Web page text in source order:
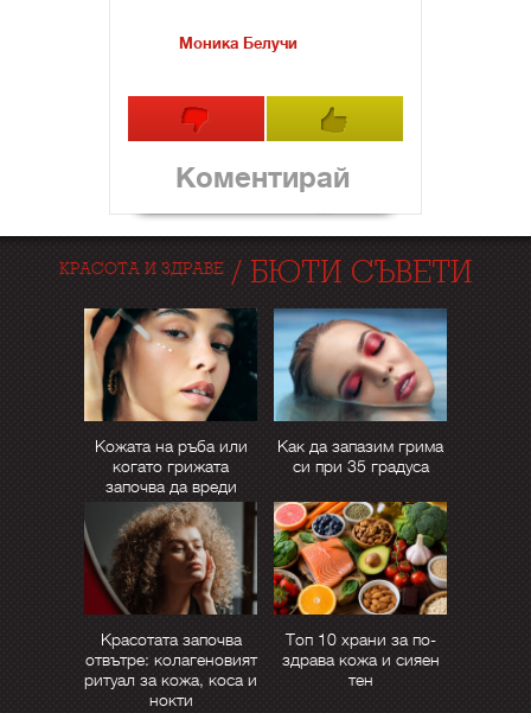
Моника Белучи
Коментирай
КРАСОТА И ЗДРАВЕ/ БЮТИ СЪВЕТИ
Кожата на ръба или
когато грижата
започва да вреди
Как да запазим грима
си при 35 градуса
Красотата започва
отвътре: колагеновият
ритуал за кожа, коса и
нокти
Топ 10 храни за по-
здрава кожа и сияен
тен